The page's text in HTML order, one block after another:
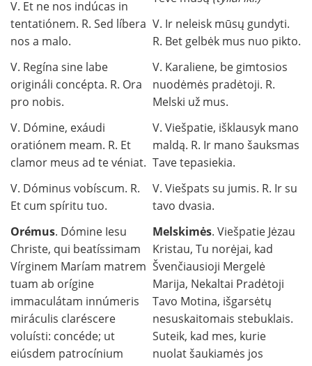
V. Et ne nos indúcas in
tentatiónem. R. Sed líbera
nos a malo.
V. Regína sine labe
origináli concépta. R. Ora
pro nobis.
V. Dómine, exáudi
oratiónem meam. R. Et
clamor meus ad te véniat.
V. Dóminus vobíscum. R.
Et cum spíritu tuo.
Orémus. Dómine Iesu
Christe, qui beatíssimam
Vírginem Maríam matrem
tuam ab orígine
immaculátam innúmeris
miráculis claréscere
voluísti: concéde; ut
eiúsdem patrocínium
V. Ir neleisk mūsų gundyti.
R. Bet gelbėk mus nuo pikto.
V. Karaliene, be gimtosios
nuodėmės pradėtoji. R.
Melski už mus.
V. Viešpatie, išklausyk mano
maldą. R. Ir mano šauksmas
Tave tepasiekia.
V. Viešpats su jumis. R. Ir su
tavo dvasia.
Melskimės. Viešpatie Jėzau
Kristau, Tu norėjai, kad
Švenčiausioji Mergelė
Marija, Nekaltai Pradėtoji
Tavo Motina, išgarsėtų
nesuskaitomais stebuklais.
Suteik, kad mes, kurie
nuolat šaukiamės jos